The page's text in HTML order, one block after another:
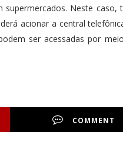
Neste caso,
acionar a central
ser acessadas por
COMMENT